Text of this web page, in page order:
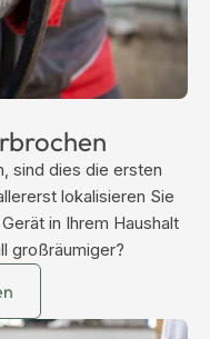
sind dies die ersten
lokalisieren Sie
in Ihrem Haushalt
großräumiger?